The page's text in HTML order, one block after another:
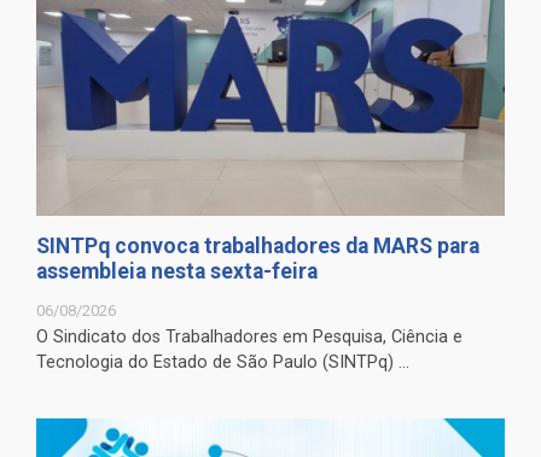
SINTPq convoca trabalhadores da MARS para
assembleia nesta sexta-feira
06/08/2026
O Sindicato dos Trabalhadores em Pesquisa, Ciência e
Tecnologia do Estado de São Paulo (SINTPq) ...